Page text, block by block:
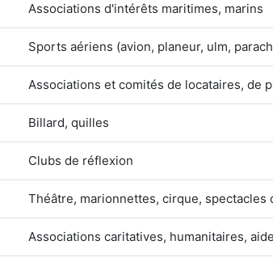
Associations d'intérêts maritimes, marins
Sports aériens (avion, planeur, ulm,
Associations et comités de locataires, de
Billard, quilles
Clubs de réflexion
Théâtre, marionnettes, cirque, spectacles
Associations caritatives, humanitaires,